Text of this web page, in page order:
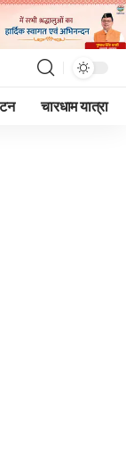
चारधाम यात्रा